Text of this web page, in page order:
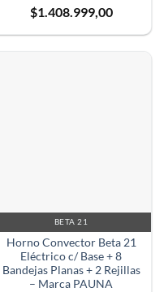
$1.408.999,00
BETA 21
Horno Convector Beta 21
Eléctrico c/ Base + 8
Bandejas Planas + 2 Rejillas
– Marca PAUNA